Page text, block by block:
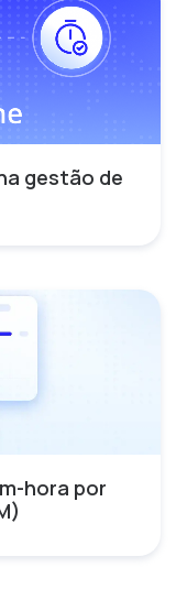
gestão de
hora por